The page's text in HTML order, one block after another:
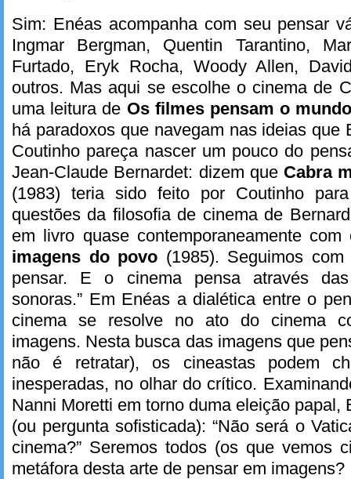
Sim: Enéas acompanha com seu pensar
Ingmar Bergman, Quentin Tarantino,
Furtado, Eryk Rocha, Woody Allen,
outros. Mas aqui se escolhe o cinema de
uma leitura de Os filmes pensam o
há paradoxos que navegam nas ideias que
Coutinho pareça nascer um pouco do
Jean-Claude Bernardet: dizem que Cabra
(1983) teria sido feito por Coutinho
questões da filosofia de cinema de
em livro quase contemporaneamente
imagens do povo (1985). Seguimos
pensar. E o cinema pensa através
sonoras.” Em Enéas a dialética entre o
cinema se resolve no ato do cinema
imagens. Nesta busca das imagens que
não é retratar), os cineastas podem
inesperadas, no olhar do crítico.
Nanni Moretti em torno duma eleição papal,
(ou pergunta sofisticada): “Não será o
cinema?” Seremos todos (os que vemos
metáfora desta arte de pensar em imagens?